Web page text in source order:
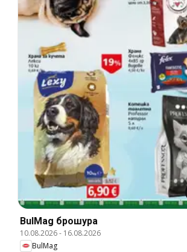
BulMag брошура
10.08.2026- 16.08.2026
BulMag